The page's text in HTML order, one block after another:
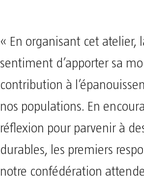
« En organisant cet atelier,
sentiment d’apporter sa
contribution à
nos populations. En
réflexion pour parvenir à
durables, les premiers
notre confédération